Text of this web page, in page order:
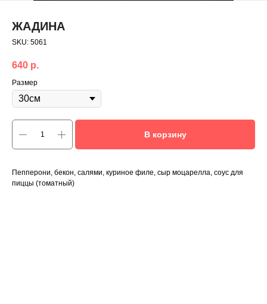
ЖАДИНА
SKU: 5061
640 р.
Размер
В корзину
Пепперони, бекон, салями, куриное филе, сыр моцарелла, соус для
пиццы (томатный)